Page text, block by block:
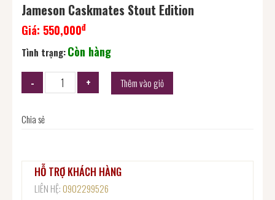
Jameson Caskmates Stout Edition
Giá: 550,000đ
Tình trạng:Còn hàng
Thêm vào giỏ
Chia sẻ
HỖ TRỢ KHÁCH HÀNG
LIÊN HỆ:0902299526